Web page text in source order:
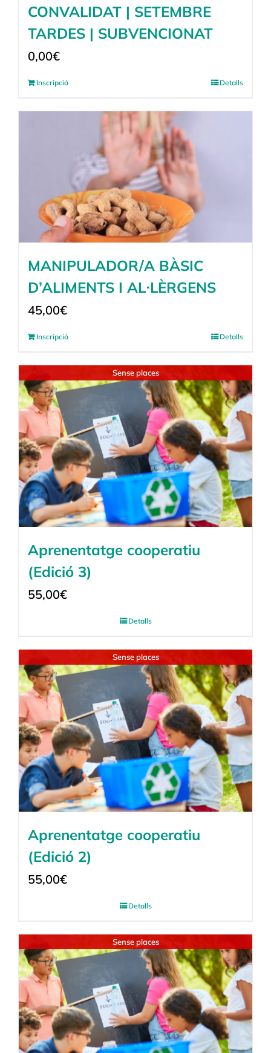
CONVALIDAT | SETEMBRE
TARDES | SUBVENCIONAT
0,00€
Inscripció Detalls
MANIPULADOR/A BÀSIC
D’ALIMENTS I AL·LÈRGENS
45,00€
Inscripció Detalls
Sense places
Aprenentatge cooperatiu
(Edició 3)
55,00€
Detalls
Sense places
Aprenentatge cooperatiu
(Edició 2)
55,00€
Detalls
Sense places